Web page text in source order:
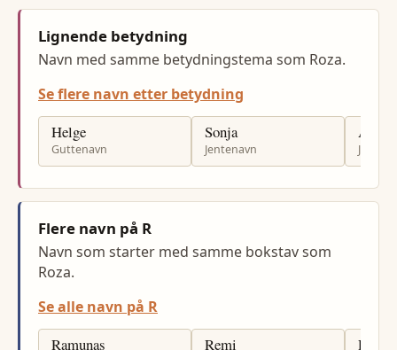
Lignende betydning
Navn med samme betydningstema som Roza.
Se flere navn etter betydning
Helge
Guttenavn
Sonja
Jentenavn
Anja
Flere navn på R
Navn som starter med samme bokstav som
Roza.
Se alle navn på R
Ramunas Remi Renate